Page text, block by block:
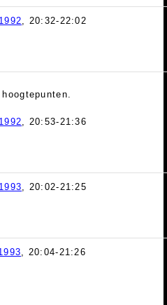
, 20:32-22:02
, 20:53-21:36
, 20:02-21:25
, 20:04-21:26